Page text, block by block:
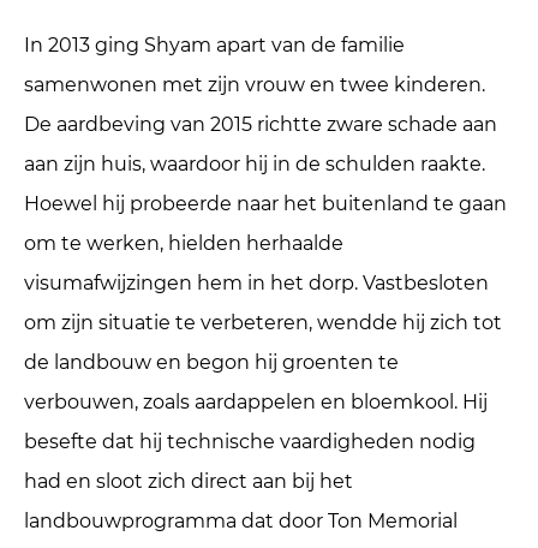
In 2013 ging Shyam apart van de familie
samenwonen met zijn vrouw en twee kinderen.
De aardbeving van 2015 richtte zware schade aan
aan zijn huis, waardoor hij in de schulden raakte.
Hoewel hij probeerde naar het buitenland te gaan
om te werken, hielden herhaalde
visumafwijzingen hem in het dorp. Vastbesloten
om zijn situatie te verbeteren, wendde hij zich tot
de landbouw en begon hij groenten te
verbouwen, zoals aardappelen en bloemkool. Hij
besefte dat hij technische vaardigheden nodig
had en sloot zich direct aan bij het
landbouwprogramma dat door Ton Memorial